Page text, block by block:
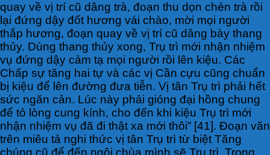
quay về vị trí cũ dâng trà, đoạn thu dọn chén trà rồi
lại đứng dậy đốt hương vái chào, mời mọi người
thắp hương, đoạn quay về vị trí cũ dâng bày thang
thủy. Dùng thang thủy xong, Trụ trì mới nhận nhiệm
vụ đứng dậy cảm tạ mọi người rồi lên kiệu. Các
Chấp sự tăng hai tự và các vị Cần cựu cũng chuẩn
bị kiệu để lên đường đưa tiễn. Vị tân Trụ trì phải hết
sức ngăn cản. Lúc này phải gióng đại hồng chung
để tỏ lòng cung kính, cho đến khi kiệu Trụ trì mới
nhận nhiệm vụ đã đi thật xa mới thôi” [41]. Đoạn văn
trên miêu tả nghi thức vị tân Trụ trì từ biệt Tăng
chúng cũ để đến ngôi chùa mình sẽ Trụ trì. Trong